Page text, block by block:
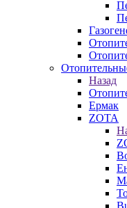
Назад
Ермак
ZOTA